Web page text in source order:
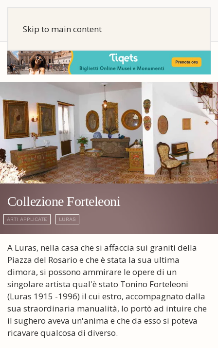
Skip to main content
Collezione Forteleoni
ARTI APPLICATE LURAS
A Luras, nella casa che si affaccia sui graniti della
Piazza del Rosario e che è stata la sua ultima
dimora, si possono ammirare le opere di un
singolare artista qual'è stato Tonino Forteleoni
(Luras 1915 -1996) il cui estro, accompagnato dalla
sua straordinaria manualità, lo portò ad intuire che
il sughero aveva un'anima e che da esso si poteva
ricavare qualcosa di diverso.